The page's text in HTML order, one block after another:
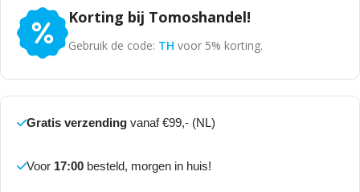
Korting bij Tomoshandel!
Gebruik de code: TH voor 5% korting.
Gratis verzending vanaf €99,- (NL)
Voor 17:00 besteld, morgen in huis!